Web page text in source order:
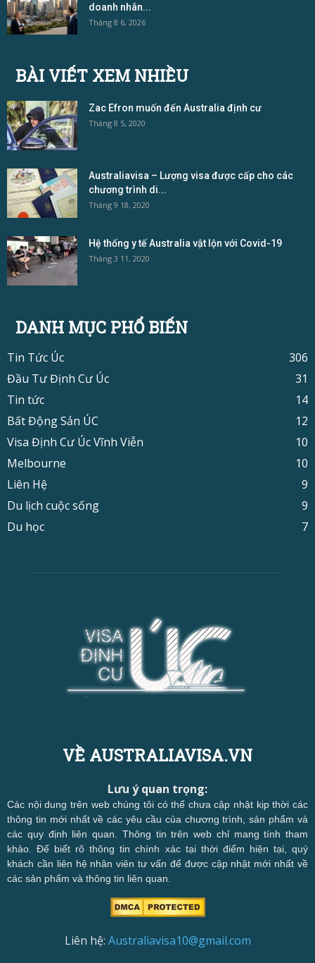
doanh nhân...
Tháng 8 6, 2026
BÀI VIẾT XEM NHIỀU
Zac Efron muốn đến Australia định cư
Tháng 8 5, 2020
Australiavisa – Lượng visa được cấp cho các
chương trình di...
Tháng 9 18, 2020
Hệ thống y tế Australia vật lộn với Covid-19
Tháng 3 11, 2020
DANH MỤC PHỔ BIẾN
Tin Tức Úc
306
Đầu Tư Định Cư Úc
31
Tin tức
14
Bất Động Sản ÚC
12
Visa Định Cư Úc Vĩnh Viễn
10
Melbourne
10
Liên Hệ
9
Du lịch cuộc sống
9
Du học
7
VỀ AUSTRALIAVISA.VN
Lưu ý quan trọng:
Các nội dung trên web chúng tôi có thể chưa cập nhật kịp thời các
thông tin mới nhất về các yêu cầu của chương trình, sản phẩm và
các quy định liên quan. Thông tin trên web chỉ mang tính tham
khảo. Để biết rõ thông tin chính xác tại thời điểm hiện tại, quý
khách cần liên hệ nhân viên tư vấn để được cập nhật mới nhất về
các sản phẩm và thông tin liên quan.
Liên hệ: Australiavisa10@gmail.com